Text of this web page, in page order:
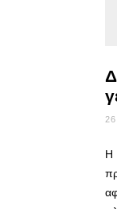
Η